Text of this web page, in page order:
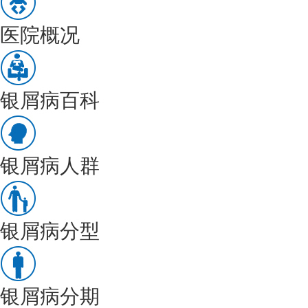
医院概况
银屑病百科
银屑病人群
银屑病分型
银屑病分期